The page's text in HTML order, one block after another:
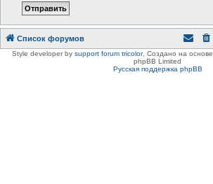
Список форумов
Style developer by support forum tricolor, Создано на основе
phpBB Limited
Русская поддержка phpBB